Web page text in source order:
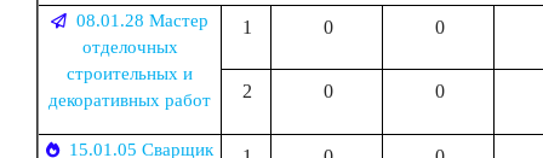
08.01.28 Мастер
отделочных
строительных и
декоративных работ
1 0 0
2 0 0
15.01.05 Сварщик